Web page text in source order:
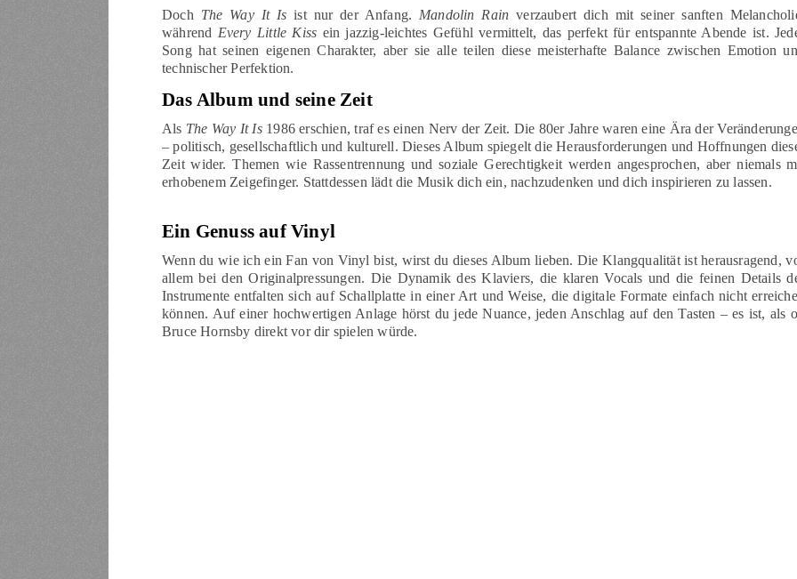
Doch The Way It Is ist nur der Anfang. Mandolin Rain verzaubert dich mit seiner sanften
während Every Little Kiss ein jazzig-leichtes Gefühl vermittelt, das perfekt für entspannte Abende ist.
Song hat seinen eigenen Charakter, aber sie alle teilen diese meisterhafte Balance zwischen Emotion
technischer Perfektion.
Das Album und seine Zeit
Als The Way It Is1986 erschien, traf es einen Nerv der Zeit. Die 80er Jahre waren eine Ära der
– politisch, gesellschaftlich und kulturell. Dieses Album spiegelt die Herausforderungen und Hoffnungen
Zeit wider. Themen wie Rassentrennung und soziale Gerechtigkeit werden angesprochen, aber niemals
erhobenem Zeigefinger. Stattdessen lädt die Musik dich ein, nachzudenken und dich inspirieren zu lassen.
Ein Genuss auf Vinyl
Wenn du wie ich ein Fan von Vinyl bist, wirst du dieses Album lieben. Die Klangqualität ist herausragend,
allem bei den Originalpressungen. Die Dynamik des Klaviers, die klaren Vocals und die feinen Details
Instrumente entfalten sich auf Schallplatte in einer Art und Weise, die digitale Formate einfach nicht
können. Auf einer hochwertigen Anlage hörst du jede Nuance, jeden Anschlag auf den Tasten – es ist, als
Bruce Hornsby direkt vor dir spielen würde.